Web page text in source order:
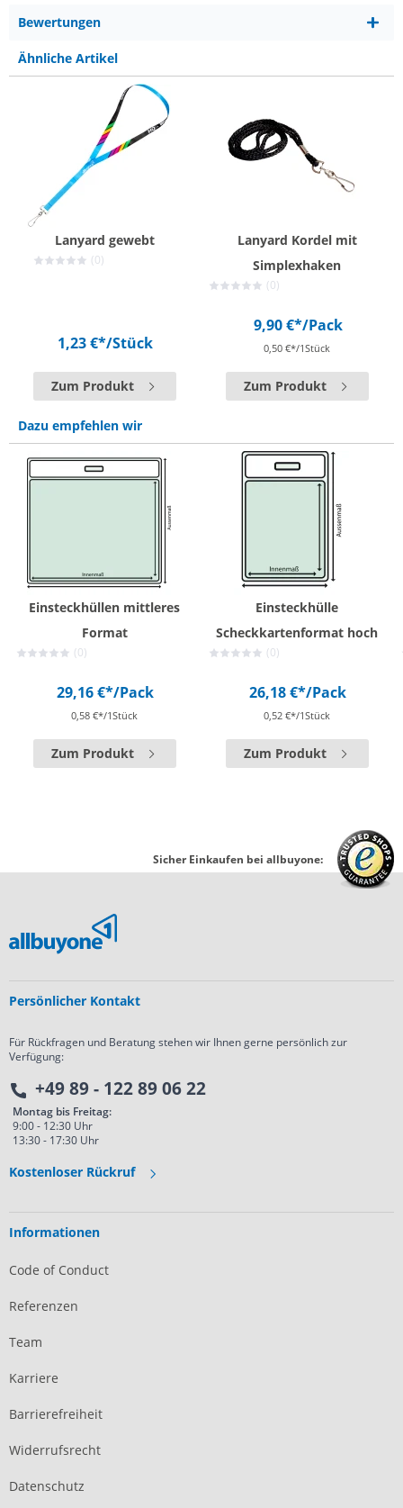
Bewertungen
Ähnliche Artikel
Lanyard gewebt
(0)
1,23 €*/Stück
Zum Produkt
Lanyard Kordel mit
Simplexhaken
(0)
9,90 €*/Pack
0,50 €*/1Stück
Zum Produkt
Dazu empfehlen wir
Einsteckhüllen mittleres
Format
(0)
29,16 €*/Pack
0,58 €*/1Stück
Zum Produkt
Einsteckhülle
Scheckkartenformat hoch
(0)
26,18 €*/Pack
0,52 €*/1Stück
Zum Produkt
Sicher Einkaufen bei allbuyone:
Persönlicher Kontakt
Für Rückfragen und Beratung stehen wir Ihnen gerne persönlich zur
Verfügung:
+49 89 - 122 89 06 22
Montag bis Freitag:
9:00 - 12:30 Uhr
13:30 - 17:30 Uhr
Kostenloser Rückruf
Informationen
Code of Conduct
Referenzen
Team
Karriere
Barrierefreiheit
Widerrufsrecht
Datenschutz